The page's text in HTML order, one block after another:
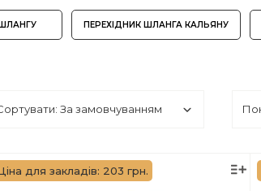
ПЕРЕХІДНИК ШЛАНГА КАЛЬЯНУ
для закладів: 203 грн.